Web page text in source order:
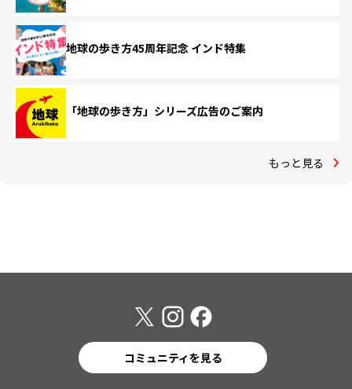
地球の歩き方45周年記念 インド特集
「地球の歩き方」シリーズ広告のご案内
もっと見る
コミュニティを見る